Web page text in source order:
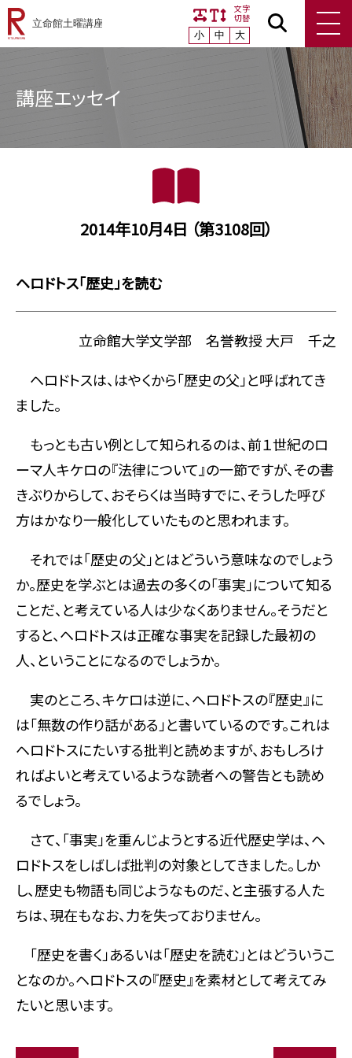
文字
切替
小
中 大
講座エッセイ
2014年10月4日 （第3108回）
ヘロドトス「歴史」を読む
立命館大学文学部 名誉教授 大戸 千之
ヘロドトスは、はやくから「歴史の父」と呼ばれてき
ました。
もっとも古い例として知られるのは、前１世紀のロ
ーマ人キケロの『法律について』の一節ですが、その書
きぶりからして、おそらくは当時すでに、そうした呼び
方はかなり一般化していたものと思われます。
それでは「歴史の父」とはどういう意味なのでしょう
か。歴史を学ぶとは過去の多くの「事実」について知る
ことだ、と考えている人は少なくありません。そうだと
すると、ヘロドトスは正確な事実を記録した最初の
人、ということになるのでしょうか。
実のところ、キケロは逆に、ヘロドトスの『歴史』に
は「無数の作り話がある」と書いているのです。これは
ヘロドトスにたいする批判と読めますが、おもしろけ
ればよいと考えているような読者への警告とも読め
るでしょう。
さて、「事実」を重んじようとする近代歴史学は、ヘ
ロドトスをしばしば批判の対象としてきました。しか
し、歴史も物語も同じようなものだ、と主張する人た
ちは、現在もなお、力を失っておりません。
「歴史を書く」あるいは「歴史を読む」とはどういうこ
となのか。ヘロドトスの『歴史』を素材として考えてみ
たいと思います。